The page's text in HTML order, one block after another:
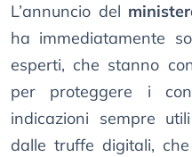
L’annuncio del
ha immediatamente
esperti, che stanno
per proteggere i
indicazioni sempre
dalle truffe digitali,